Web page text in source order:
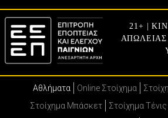
21+ |
ΑΠΩΛΕΙΑΣ
Αθλήματα Online Στοίχημα
Στοίχημα Μπάσκετ
Στοίχημα Τένις